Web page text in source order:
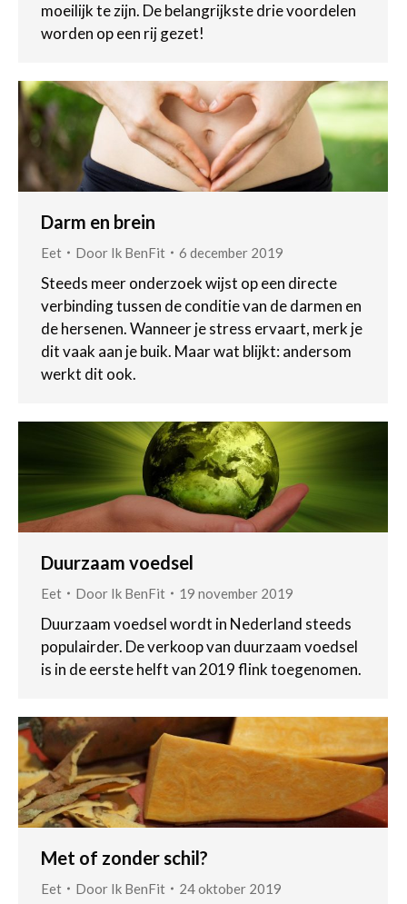
moeilijk te zijn. De belangrijkste drie voordelen
worden op een rij gezet!
Darm en brein
Eet Door Ik BenFit 6 december 2019
Steeds meer onderzoek wijst op een directe
verbinding tussen de conditie van de darmen en
de hersenen. Wanneer je stress ervaart, merk je
dit vaak aan je buik. Maar wat blijkt: andersom
werkt dit ook.
Duurzaam voedsel
Eet Door Ik BenFit 19 november 2019
Duurzaam voedsel wordt in Nederland steeds
populairder. De verkoop van duurzaam voedsel
is in de eerste helft van 2019 flink toegenomen.
Met of zonder schil?
Eet Door Ik BenFit 24 oktober 2019